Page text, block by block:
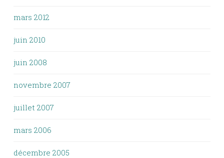
mars 2012
juin 2010
juin 2008
novembre 2007
juillet 2007
mars 2006
décembre 2005